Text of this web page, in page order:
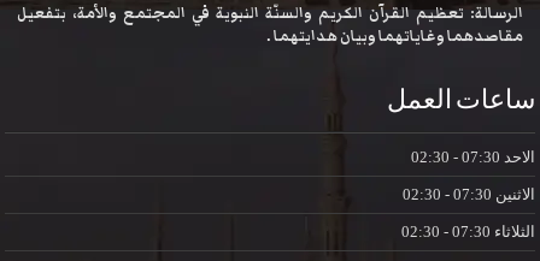
الرسالة: تعظيم القرآن الكريم والسنّة النبوية في المجتمع والأمة، بتفعيل
مقاصدهما وغاياتهما وبيان هدايتهما .
ساعات العمل
الاحد
الاثنين
الثلاثاء